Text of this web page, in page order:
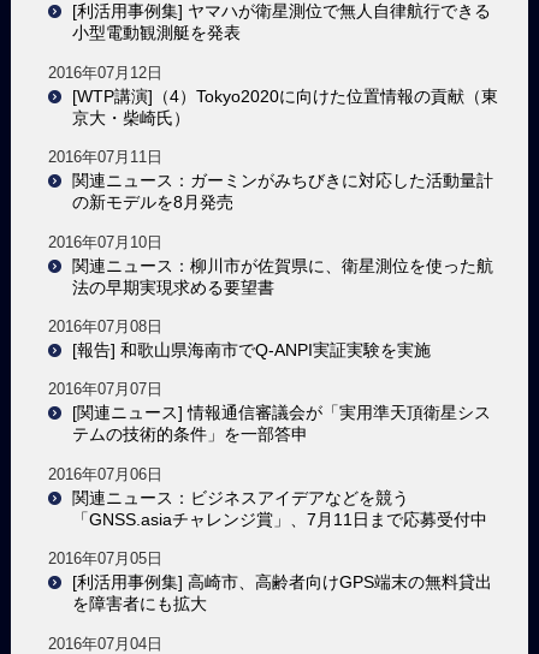
[利活用事例集] ヤマハが衛星測位で無人自律航行できる
小型電動観測艇を発表
2016年07月12日
[WTP講演]（4）Tokyo2020に向けた位置情報の貢献（東
京大・柴崎氏）
2016年07月11日
関連ニュース：ガーミンがみちびきに対応した活動量計
の新モデルを8月発売
2016年07月10日
関連ニュース：柳川市が佐賀県に、衛星測位を使った航
法の早期実現求める要望書
2016年07月08日
[報告] 和歌山県海南市でQ-ANPI実証実験を実施
2016年07月07日
[関連ニュース] 情報通信審議会が「実用準天頂衛星シス
テムの技術的条件」を一部答申
2016年07月06日
関連ニュース：ビジネスアイデアなどを競う
「GNSS.asiaチャレンジ賞」、7月11日まで応募受付中
2016年07月05日
[利活用事例集] 高崎市、高齢者向けGPS端末の無料貸出
を障害者にも拡大
2016年07月04日